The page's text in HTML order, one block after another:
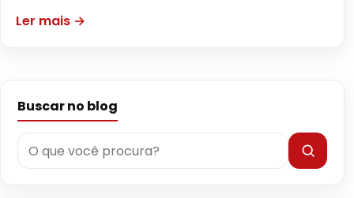
Ler mais →
Buscar no blog